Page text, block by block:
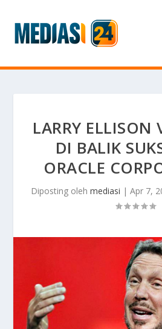
LARRY ELLISON
DI BALIK
ORACLE
Diposting oleh mediasi | Apr 7,